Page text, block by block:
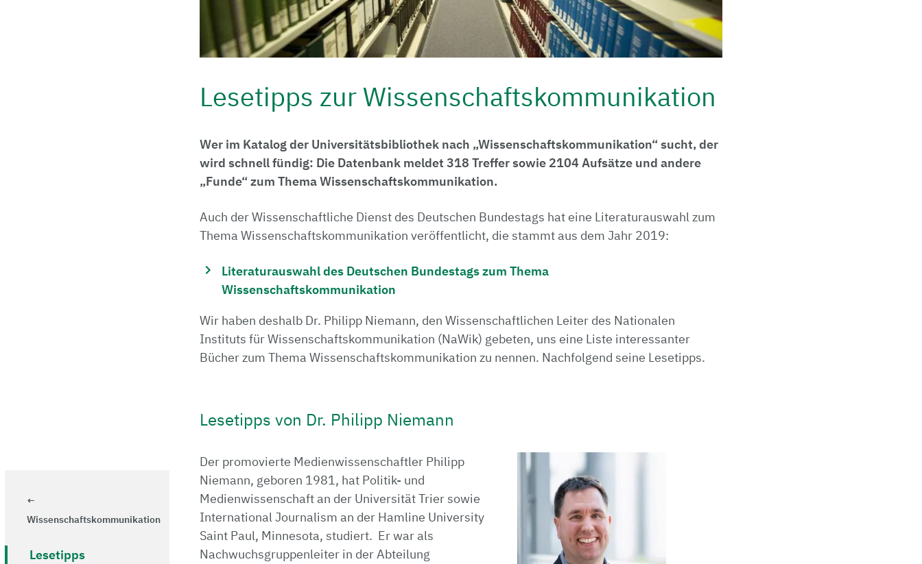
Wissenschaftskommunikation
Lesetipps
Lesetipps zur Wissenschaftskommunikation
Wer im Katalog der Universitätsbibliothek nach „Wissenschaftskommunikation“ sucht, der
wird schnell fündig: Die Datenbank meldet 318 Treffer sowie 2104 Aufsätze und andere
„Funde“ zum Thema Wissenschaftskommunikation.
Auch der Wissenschaftliche Dienst des Deutschen Bundestags hat eine Literaturauswahl zum
Thema Wissenschaftskommunikation veröffentlicht, die stammt aus dem Jahr 2019:
Literaturauswahl des Deutschen Bundestags zum Thema
Wissenschaftskommunikation
Wir haben deshalb Dr. Philipp Niemann, den Wissenschaftlichen Leiter des Nationalen
Instituts für Wissenschaftskommunikation (NaWik) gebeten, uns eine Liste interessanter
Bücher zum Thema Wissenschaftskommunikation zu nennen. Nachfolgend seine Lesetipps.
Lesetipps von Dr. Philipp Niemann
Der promovierte Medienwissenschaftler Philipp
Niemann, geboren 1981, hat Politik- und
Medienwissenschaft an der Universität Trier sowie
International Journalism an der Hamline University
Saint Paul, Minnesota, studiert. Er war als
Nachwuchsgruppenleiter in der Abteilung